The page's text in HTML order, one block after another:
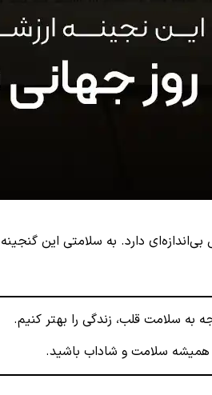
بی‌اندازه‌ای دارد. به سلامتی این
به سلامت قلب، زندگی را بهتر کنیم.
همیشه سلامت و شاداب باشید.